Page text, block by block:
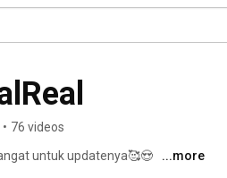
• 76 videos
untuk updatenya🥰😍
...more